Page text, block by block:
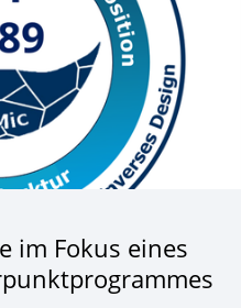
im Fokus eines